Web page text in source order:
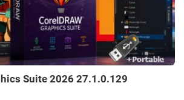
Suite 2026 27.1.0.129